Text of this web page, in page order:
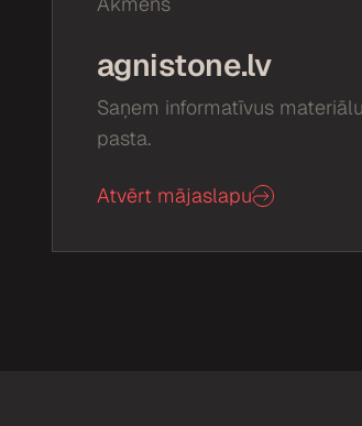
agnistone.lv
Saņem informatīvus
pasta.
Atvērt mājaslapu